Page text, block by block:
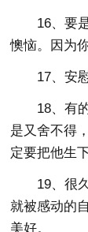
16、要是
懊恼。因为
17、安慰
18、有的
是又舍不得
定要把他生
19、很久
就被感动的
美好。